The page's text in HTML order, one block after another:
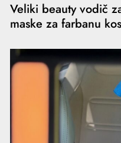
Veliki beauty vodič
maske za farbanu